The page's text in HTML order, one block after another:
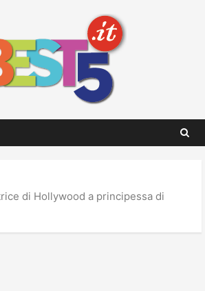
di Hollywood a principessa di